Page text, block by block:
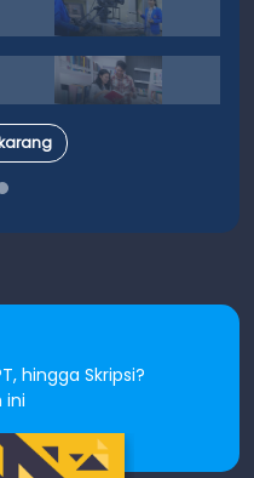
hingga Skripsi?
ini